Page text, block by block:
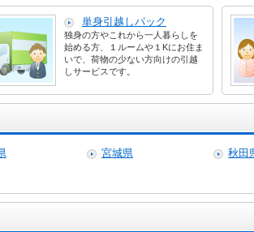
単身引越しパック
独身の方やこれから一人暮らしを
始める方、１ルームや１Kにお住ま
いで、荷物の少ない方向けの引越
しサービスです。
宮城県 秋田